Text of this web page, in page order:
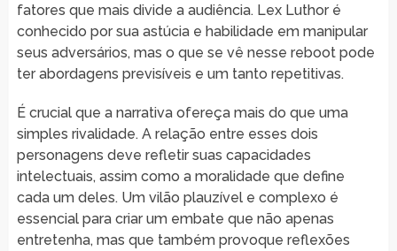
fatores que mais divide a audiência. Lex Luthor é
conhecido por sua astúcia e habilidade em manipular
seus adversários, mas o que se vê nesse reboot pode
ter abordagens previsíveis e um tanto repetitivas.
É crucial que a narrativa ofereça mais do que uma
simples rivalidade. A relação entre esses dois
personagens deve refletir suas capacidades
intelectuais, assim como a moralidade que define
cada um deles. Um vilão plauzível e complexo é
essencial para criar um embate que não apenas
entretenha, mas que também provoque reflexões